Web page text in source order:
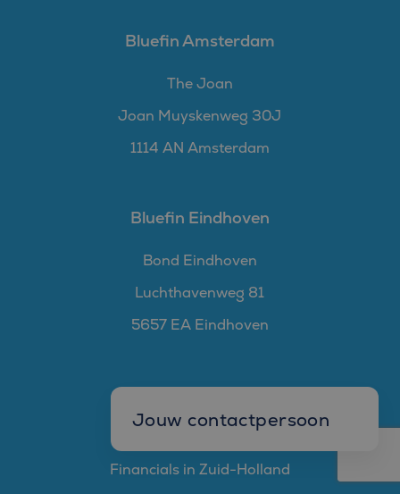
Jouw contactpersoon
Bluefin Amsterdam
The Joan
Joan Muyskenweg 30J
1114 AN Amsterdam
Bluefin Eindhoven
Bond Eindhoven
Luchthavenweg 81
5657 EA Eindhoven
Financials in Zuid-Holland